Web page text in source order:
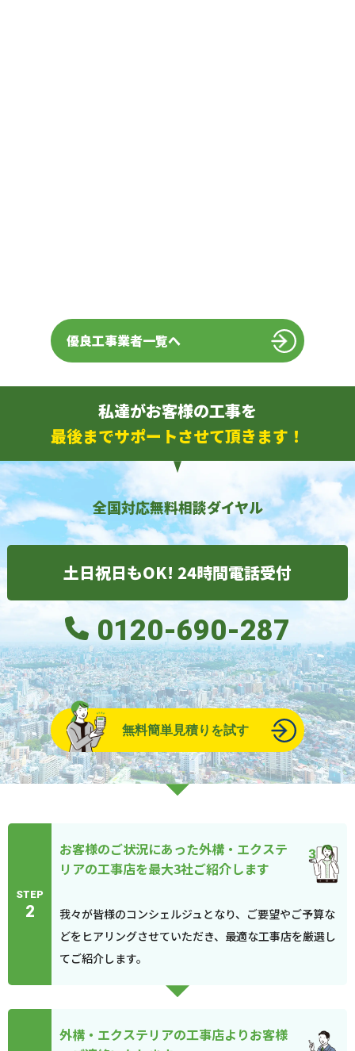
優良工事業者一覧へ
私達がお客様の工事を
最後までサポートさせて頂きます！
全国対応無料相談ダイヤル
土日祝日もOK! 24時間電話受付
0120-690-287
無料簡単見積りを試す
STEP
2
お客様のご状況にあった外構・エクステ
リアの工事店を最大3社ご紹介します
我々が皆様のコンシェルジュとなり、ご要望やご予算な
どをヒアリングさせていただき、最適な工事店を厳選し
てご紹介します。
外構・エクステリアの工事店よりお客様